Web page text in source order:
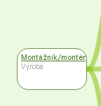
Montážník/montér
Výroba